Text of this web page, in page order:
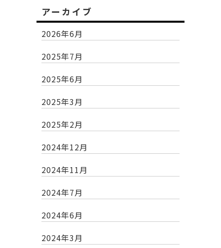
アーカイブ
2026年6月
2025年7月
2025年6月
2025年3月
2025年2月
2024年12月
2024年11月
2024年7月
2024年6月
2024年3月